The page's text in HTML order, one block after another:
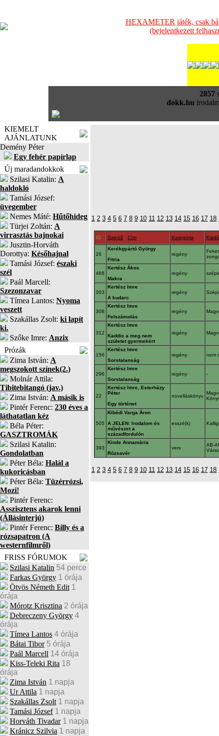
HEXAMETER játék, csak
(bejelentkezett
2857
dokk.hu
KIEMELT
AJÁNLATUNK
Demény Péter
Egy fehér papírlap
Új maradandokkok
Szilasi Katalin: A
haldokló
Tamási József:
üvegember
Nemes Máté: Hűtőhideg
Türjei Zoltán: A
virrasztás bajnokai
Jusztin-Horváth
Dorottya: Későhajnal
Tamási József: északi
szél
Paál Marcell:
Szezonzavar
Tímea Lantos: Nyoma
veszett
Szakállas Zsolt: ki lapít
ki.
Szőke Imre: Anzix
Prózák
Zima István: A
megszokott színek(2.)
Molnár Attila:
Tibitebitangó (jav.)
Zima István: A másik is
Pintér Ferenc: 230 éves a
láthatatlan kéz
Béla Péter:
GASZTROMÁK
Szilasi Katalin:
Gondolatban
Péter Béla: Halál a
kukoricásban
Péter Béla: Tüzérrózsi,
Mozi!
Pintér Ferenc:
Asszisztens akarok lenni
(Állásinterjú)
Pintér Ferenc: Billy és a
rózsapatron (A
westernfilmről)
FRISS FÓRUMOK
Szilasi Katalin 54 perce
Farkas György 1 órája
Ötvös Németh Edit 1
órája
Mórotz Krisztina 2 órája
Debreczeny György 4
órája
Tímea Lantos 4 órája
Bátai Tibor 5 órája
Paál Marcell 14 órája
Kiss-Teleki Rita 18
órája
Zima István 1 napja
Ur Attila 1 napja
Szakállas Zsolt 1 napja
Tamási József 1 napja
Horváth Tivadar 1 napja
Kránicz Szilvia 1 napja
1 2 3 4 5 6 7 8 9 10 11 12 13 14 15 16 17 18
ID Szerző Cím Kategória Kiadó
26
Kerékgyártó György
Fitria
regény
466
Kertész Ákos
Makra
regény
303
Kertész Imre
A kudarc
regény
308
Kertész Imre
Felszámolás
regény
312
Kertész Imre
Kaddis a meg nem
születet gyermekért
regény
156
Kertész Imre
Sorstalanság
regény nem
296
Kertész Imre
Sorstalanság
regény -
22
Kertész Imre, Esterházy
Péter
Egy történet
novelláskönyv
505
Kibédi Varga Áron
A JELEN: Irodalom és
művészet a
századfordulón
esszé(k)
393
Kinde Annamária
Rózsavér
vers
AB-
1 2 3 4 5 6 7 8 9 10 11 12 13 14 15 16 17 18